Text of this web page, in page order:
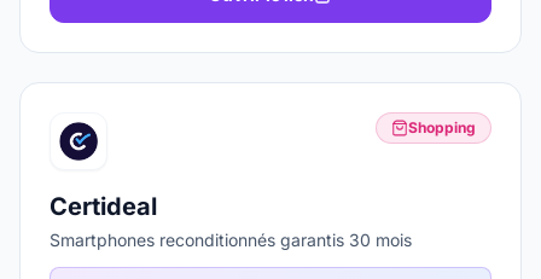
Shopping
Certideal
Smartphones reconditionnés garantis 30 mois